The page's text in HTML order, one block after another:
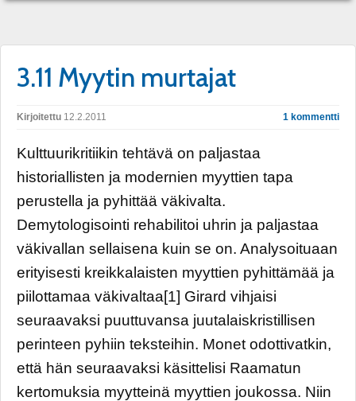
3.11 Myytin murtajat
Kirjoitettu 12.2.2011 1 kommentti
Kulttuurikritiikin tehtävä on paljastaa
historiallisten ja modernien myyttien tapa
perustella ja pyhittää väkivalta.
Demytologisointi rehabilitoi uhrin ja paljastaa
väkivallan sellaisena kuin se on. Analysoituaan
erityisesti kreikkalaisten myyttien pyhittämää ja
piilottamaa väkivaltaa[1] Girard vihjaisi
seuraavaksi puuttuvansa juutalaiskristillisen
perinteen pyhiin teksteihin. Monet odottivatkin,
että hän seuraavaksi käsittelisi Raamatun
kertomuksia myytteinä myyttien joukossa. Niin